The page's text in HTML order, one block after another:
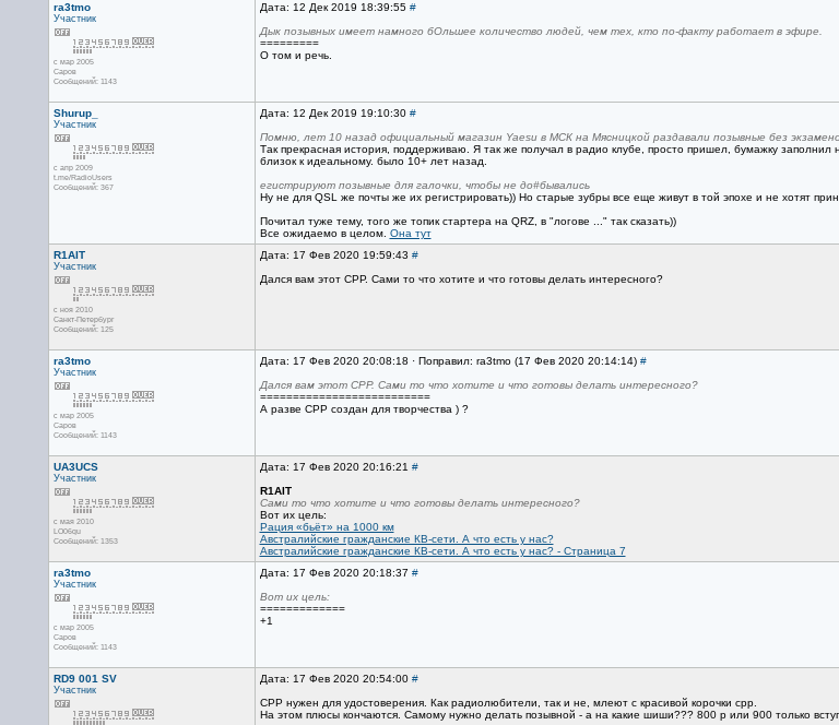
ra3tmo
Участник
с мар 2005
Саров
Сообщений: 1143
Дата: 12 Дек 2019 18:39:55 #
Дык позывных имеет намного бОльшее количество людей, чем тех, кто по-факту работает в эфире.
=========
О том и речь.
Shurup_
Участник
с апр 2009
t.me/RadioUsers
Сообщений: 367
Дата: 12 Дек 2019 19:10:30 #
Помню, лет 10 назад официальный магазин Yaesu в МСК на Мясницкой раздавали позывные без
Так прекрасная история, поддерживаю. Я так же получал в радио клубе, просто пришел, бумажку
близок к идеальному. было 10+ лет назад.
егистрируют позывные для галочки, чтобы не до#бывались
Ну не для QSL же почты же их регистрировать)) Но старые зубры все еще живут в той эпохе и не хотят
Почитал туже тему, того же топик стартера на QRZ, в "логове ..." так сказать))
Все ожидаемо в целом. Она тут
R1AIT
Участник
с ноя 2010
Санкт-Петербург
Сообщений: 125
Дата: 17 Фев 2020 19:59:43 #
Дался вам этот СРР. Сами то что хотите и что готовы делать интересного?
ra3tmo
Участник
с мар 2005
Саров
Сообщений: 1143
Дата: 17 Фев 2020 20:08:18 · Поправил: ra3tmo (17 Фев 2020 20:14:14) #
Дался вам этот СРР. Сами то что хотите и что готовы делать интересного?
==========================
А разве СРР создан для творчества ) ?
UA3UCS
Участник
с мая 2010
LO06qu
Сообщений: 1353
Дата: 17 Фев 2020 20:16:21 #
R1AIT
Сами то что хотите и что готовы делать интересного?
Вот их цель:
Рация «бьёт» на 1000 км
Австралийские гражданские КВ-сети. А что есть у нас?
Австралийские гражданские КВ-сети. А что есть у нас? - Страница 7
ra3tmo
Участник
с мар 2005
Саров
Сообщений: 1143
Дата: 17 Фев 2020 20:18:37 #
Вот их цель:
=============
+1
RD9 001 SV
Участник
Дата: 17 Фев 2020 20:54:00 #
СРР нужен для удостоверения. Как радиолюбители, так и не, млеют с красивой корочки срр.
На этом плюсы кончаются. Самому нужно делать позывной - а на какие шиши??? 800 р или 900 только